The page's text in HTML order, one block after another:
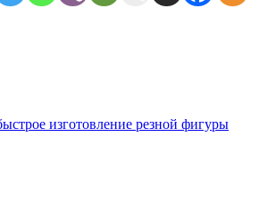
изготовление резной фигуры